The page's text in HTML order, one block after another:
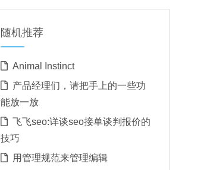
随机推荐
Animal Instinct
产品经理们，请把手上的一些功
能放一放
飞飞seo:详谈seo接单谈判报价的
技巧
用管理规范来管理编辑